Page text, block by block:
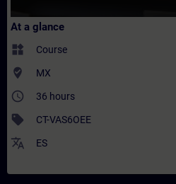
At a glance
widgets Course
where_to_vote MX
access_time 36 hours
sell CT-VAS6OEE
translate ES